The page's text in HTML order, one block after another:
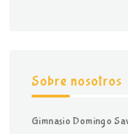
Sobre nosotros
Gimnasio Domingo